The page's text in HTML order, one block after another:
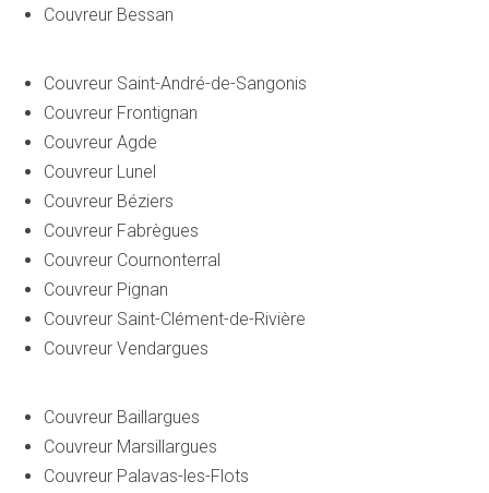
Couvreur Bessan
Couvreur Saint-André-de-Sangonis
Couvreur Frontignan
Couvreur Agde
Couvreur Lunel
Couvreur Béziers
Couvreur Fabrègues
Couvreur Cournonterral
Couvreur Pignan
Couvreur Saint-Clément-de-Rivière
Couvreur Vendargues
Couvreur Baillargues
Couvreur Marsillargues
Couvreur Palavas-les-Flots